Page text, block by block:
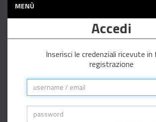
MENÙ
Accedi
Inserisci le credenziali ricevute in
registrazione